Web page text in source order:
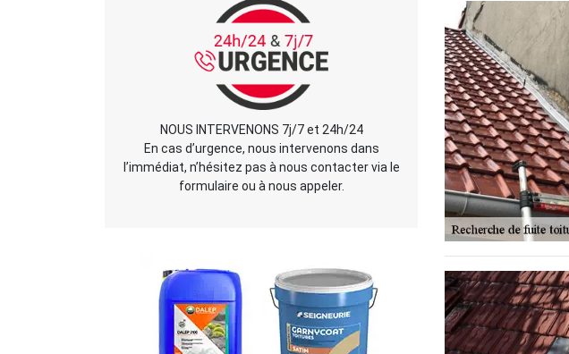
NOUS INTERVENONS 7j/7 et 24h/24
En cas d’urgence, nous intervenons dans
l’immédiat, n’hésitez pas à nous contacter via le
formulaire ou à nous appeler.